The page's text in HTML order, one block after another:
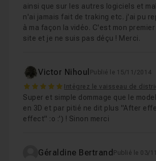
ainsi que sur les autres logiciels et
n'ai jamais fait de traking etc. j'ai pu
à ma façon la vidéo. C'est mon
site et je ne suis pas déçu ! Merci.
Victor Nihoul Publié le 15/11/2014
5 Intégrez le vaisseau de
Super et simple dommage que le
en 3D et par pitié ne dit plus "After
effect" :o :') ! Sinon merci
Géraldine Bertrand Publié le 03/